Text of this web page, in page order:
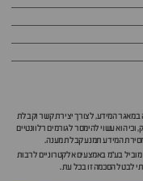
המידע, לצורך יצירת קשר וקבלת
וכי הוא עשוי להימסר לגורמים רלוונטיים
המידע תמנע קבלת מענה.
בע"מ באמצעים אלקטרוניים לרבות